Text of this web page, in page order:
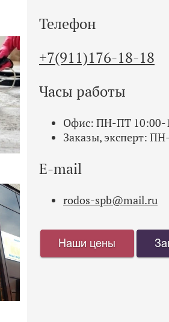
Телефон
+7(911)176-18-18
Часы работы
Офис: ПН-ПТ 10:00-
Заказы, эксперт:
E-mail
rodos-spb@mail.ru